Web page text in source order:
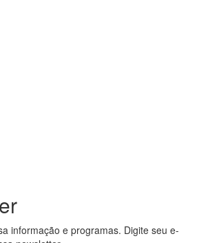
informação e programas. Digite seu e-